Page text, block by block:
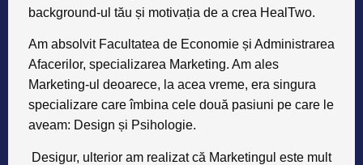
background-ul tău și motivația de a crea HealTwo.
Am absolvit Facultatea de Economie și Administrarea
Afacerilor, specializarea Marketing. Am ales
Marketing-ul deoarece, la acea vreme, era singura
specializare care îmbina cele două pasiuni pe care le
aveam: Design și Psihologie.
Desigur, ulterior am realizat că Marketingul este mult